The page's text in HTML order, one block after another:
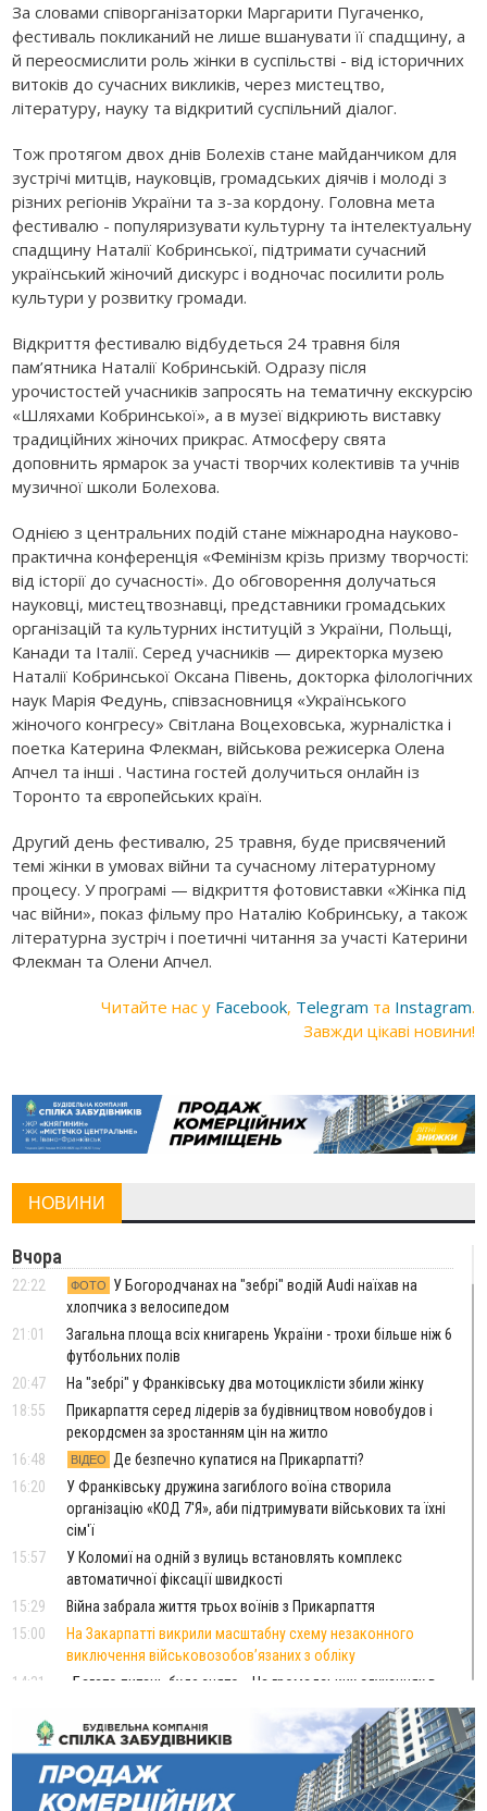
За словами співорганізаторки Маргарити Пугаченко,
фестиваль покликаний не лише вшанувати її спадщину, а
й переосмислити роль жінки в суспільстві - від історичних
витоків до сучасних викликів, через мистецтво,
літературу, науку та відкритий суспільний діалог.
Тож протягом двох днів Болехів стане майданчиком для
зустрічі митців, науковців, громадських діячів і молоді з
різних регіонів України та з-за кордону. Головна мета
фестивалю - популяризувати культурну та інтелектуальну
спадщину Наталії Кобринської, підтримати сучасний
український жіночий дискурс і водночас посилити роль
культури у розвитку громади.
Відкриття фестивалю відбудеться 24 травня біля
пам’ятника Наталії Кобринській. Одразу після
урочистостей учасників запросять на тематичну екскурсію
«Шляхами Кобринської», а в музеї відкриють виставку
традиційних жіночих прикрас. Атмосферу свята
доповнить ярмарок за участі творчих колективів та учнів
музичної школи Болехова.
Однією з центральних подій стане міжнародна науково-
практична конференція «Фемінізм крізь призму творчості:
від історії до сучасності». До обговорення долучаться
науковці, мистецтвознавці, представники громадських
організацій та культурних інституцій з України, Польщі,
Канади та Італії. Серед учасників — директорка музею
Наталії Кобринської Оксана Півень, докторка філологічних
наук Марія Федунь, співзасновниця «Українського
жіночого конгресу» Світлана Воцеховська, журналістка і
поетка Катерина Флекман, військова режисерка Олена
Апчел та інші . Частина гостей долучиться онлайн із
Торонто та європейських країн.
Другий день фестивалю, 25 травня, буде присвячений
темі жінки в умовах війни та сучасному літературному
процесу. У програмі — відкриття фотовиставки «Жінка під
час війни», показ фільму про Наталію Кобринську, а також
літературна зустріч і поетичні читання за участі Катерини
Флекман та Олени Апчел.
Читайте нас у Facebook, Telegram та Instagram.
Завжди цікаві новини!
НОВИНИ
Вчора
22:22 ФОТО
У Богородчанах на "зебрі" водій Audi наїхав на
хлопчика з велосипедом
21:01
Загальна площа всіх книгарень України - трохи більше ніж 6
футбольних полів
20:47
На "зебрі" у Франківську два мотоциклісти збили жінку
18:55
Прикарпаття серед лідерів за будівництвом новобудов і
рекордсмен за зростанням цін на житло
16:48
ВІДЕО
Де безпечно купатися на Прикарпатті?
16:20
У Франківську дружина загиблого воїна створила
організацію «КОД 7'Я», аби підтримувати військових та їхні
сім'ї
15:57
У Коломиї на одній з вулиць встановлять комплекс
автоматичної фіксації швидкості
15:29
Війна забрала життя трьох воїнів з Прикарпаття
15:00
На Закарпатті викрили масштабну схему незаконного
виключення військовозобов’язаних з обліку
14:31
«Багато питань буде знято». На громадських слуханнях в
Яремче обговорили, як вирішити питання джипінгу в
Карпатах
13:54
5 «тихих» хвороб, які виявляє профілактичне обстеження
13:30
ФОТО На Надрічній тривають останні приготування до
нового руху